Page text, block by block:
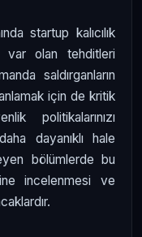
startup kalıcılık
var olan tehditleri
saldırganların
için de kritik
politikalarınızı
dayanıklı hale
bölümlerde bu
incelenmesi ve